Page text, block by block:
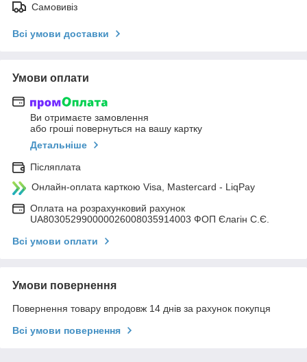
Самовивіз
Всі умови доставки
Умови оплати
Ви отримаєте замовлення
або гроші повернуться на вашу картку
Детальніше
Післяплата
Онлайн-оплата карткою Visa, Mastercard - LiqPay
Оплата на розрахунковий рахунок
UA803052990000026008035914003 ФОП Єлагін С.Є.
Всі умови оплати
Умови повернення
Повернення товару впродовж 14 днів за рахунок покупця
Всі умови повернення